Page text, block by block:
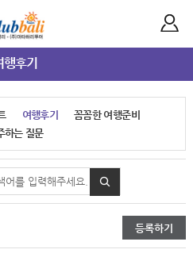
행후기
여행후기
꼼꼼한 여행준비
하는 질문
등록하기